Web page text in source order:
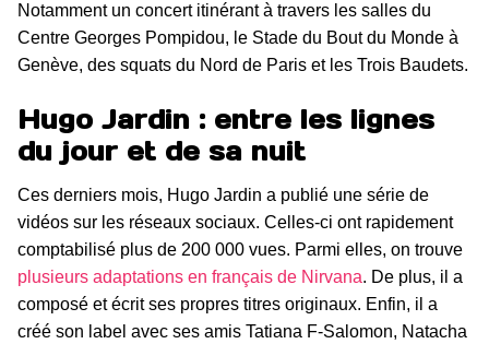
Notamment un concert itinérant à travers les salles du
Centre Georges Pompidou, le Stade du Bout du Monde à
Genève, des squats du Nord de Paris et les Trois Baudets.
Hugo Jardin : entre les lignes
du jour et de sa nuit
Ces derniers mois, Hugo Jardin a publié une série de
vidéos sur les réseaux sociaux. Celles-ci ont rapidement
comptabilisé plus de 200 000 vues. Parmi elles, on trouve
plusieurs adaptations en français de Nirvana. De plus, il a
composé et écrit ses propres titres originaux. Enfin, il a
créé son label avec ses amis Tatiana F-Salomon, Natacha